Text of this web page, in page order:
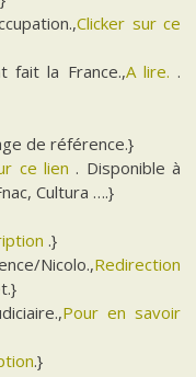
Clicker sur ce
fait la France.,A lire. .
de référence.}
ce lien . Disponible à
Cultura ….}
.}
Nicolo.,Redirection
Pour en savoir
.}